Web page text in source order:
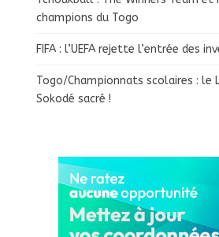
champions du Togo
FIFA : l’UEFA rejette l’entrée des
Togo/Championnats scolaires : le
Sokodé sacré !